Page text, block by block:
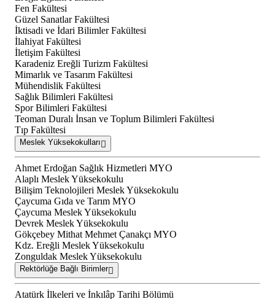
Fen Fakültesi
Güzel Sanatlar Fakültesi
İktisadi ve İdari Bilimler Fakültesi
İlahiyat Fakültesi
İletişim Fakültesi
Karadeniz Ereğli Turizm Fakültesi
Mimarlık ve Tasarım Fakültesi
Mühendislik Fakültesi
Sağlık Bilimleri Fakültesi
Spor Bilimleri Fakültesi
Teoman Duralı İnsan ve Toplum Bilimleri Fakültesi
Tıp Fakültesi
Meslek Yüksekokulları
Ahmet Erdoğan Sağlık Hizmetleri MYO
Alaplı Meslek Yüksekokulu
Bilişim Teknolojileri Meslek Yüksekokulu
Çaycuma Gıda ve Tarım MYO
Çaycuma Meslek Yüksekokulu
Devrek Meslek Yüksekokulu
Gökçebey Mithat Mehmet Çanakçı MYO
Kdz. Ereğli Meslek Yüksekokulu
Zonguldak Meslek Yüksekokulu
Rektörlüğe Bağlı Birimler
Atatürk İlkeleri ve İnkılâp Tarihi Bölümü